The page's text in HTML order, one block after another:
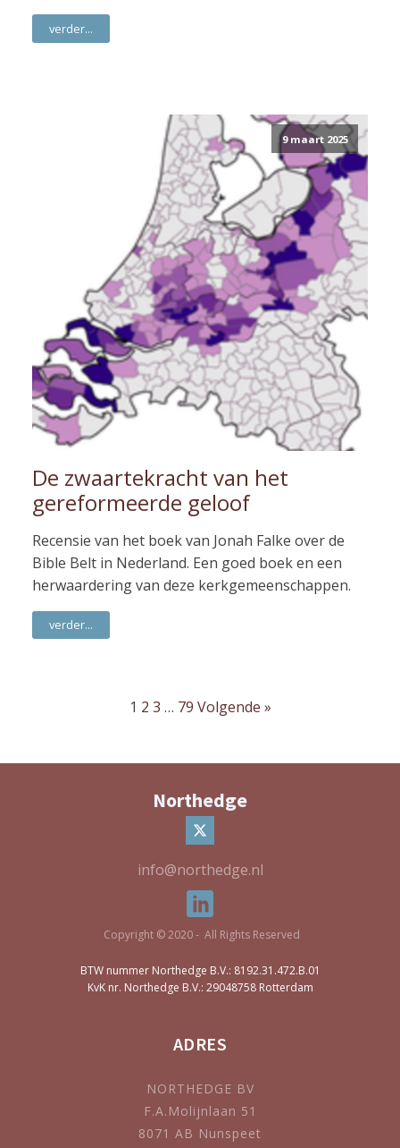
verder...
9 maart 2025
De zwaartekracht van het
gereformeerde geloof
Recensie van het boek van Jonah Falke over de
Bible Belt in Nederland. Een goed boek en een
herwaardering van deze kerkgemeenschappen.
verder...
1 2 3 … 79 Volgende »
Northedge
info@northedge.nl
Copyright © 2020 - All Rights Reserved
BTW nummer Northedge B.V.: 8192.31.472.B.01
KvK nr. Northedge B.V.: 29048758 Rotterdam
ADRES
NORTHEDGE BV
F.A.Molijnlaan 51
8071 AB Nunspeet